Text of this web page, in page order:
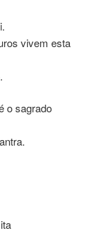
vivem esta
o sagrado